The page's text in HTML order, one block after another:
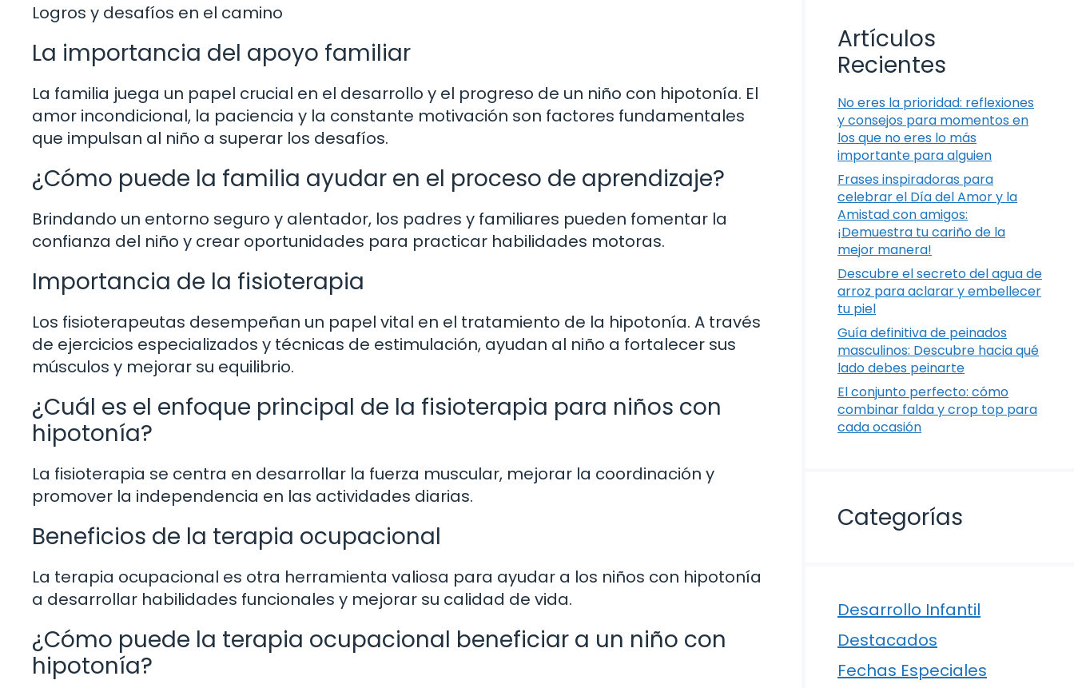
Logros y desafíos en el camino
La importancia del apoyo familiar
La familia juega un papel crucial en el desarrollo y el progreso de un niño con hipotonía. El
amor incondicional, la paciencia y la constante motivación son factores fundamentales
que impulsan al niño a superar los desafíos.
¿Cómo puede la familia ayudar en el proceso de aprendizaje?
Brindando un entorno seguro y alentador, los padres y familiares pueden fomentar la
confianza del niño y crear oportunidades para practicar habilidades motoras.
Importancia de la fisioterapia
Los fisioterapeutas desempeñan un papel vital en el tratamiento de la hipotonía. A través
de ejercicios especializados y técnicas de estimulación, ayudan al niño a fortalecer sus
músculos y mejorar su equilibrio.
¿Cuál es el enfoque principal de la fisioterapia para niños con
hipotonía?
La fisioterapia se centra en desarrollar la fuerza muscular, mejorar la coordinación y
promover la independencia en las actividades diarias.
Beneficios de la terapia ocupacional
La terapia ocupacional es otra herramienta valiosa para ayudar a los niños con hipotonía
a desarrollar habilidades funcionales y mejorar su calidad de vida.
¿Cómo puede la terapia ocupacional beneficiar a un niño con
hipotonía?
Artículos
Recientes
No eres la prioridad: reflexiones
y consejos para momentos en
los que no eres lo más
importante para alguien
Frases inspiradoras para
celebrar el Día del Amor y la
Amistad con amigos:
¡Demuestra tu cariño de la
mejor manera!
Descubre el secreto del agua de
arroz para aclarar y embellecer
tu piel
Guía definitiva de peinados
masculinos: Descubre hacia qué
lado debes peinarte
El conjunto perfecto: cómo
combinar falda y crop top para
cada ocasión
Categorías
Desarrollo Infantil
Destacados
Fechas Especiales